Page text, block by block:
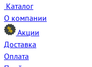
Каталог
О компании
Акции
Доставка
Оплата